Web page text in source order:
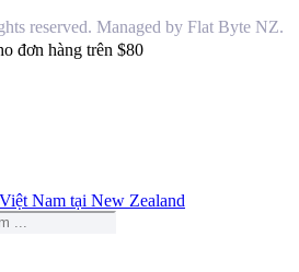
reserved. Managed by Flat Byte NZ.
đơn hàng trên $80
Nam tại New Zealand